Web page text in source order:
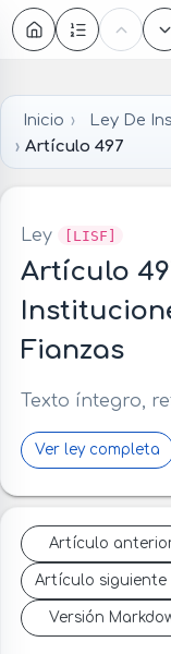
Inicio
Ley De
Artículo 497
Ley [LISF]
Artículo
Fianzas
Texto íntegro,
Ver ley completa
Artículo
Artículo siguiente
Versión